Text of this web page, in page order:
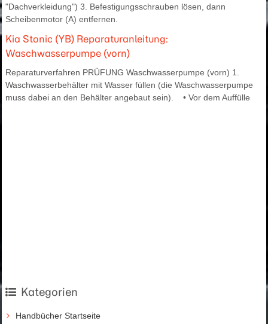
"Dachverkleidung") 3. Befestigungsschrauben lösen, dann
Scheibenmotor (A) entfernen.
Kia Stonic (YB) Reparaturanleitung:
Waschwasserpumpe (vorn)
Reparaturverfahren PRÜFUNG Waschwasserpumpe (vorn) 1.
Waschwasserbehälter mit Wasser füllen (die Waschwasserpumpe
muss dabei an den Behälter angebaut sein). • Vor dem Auffülle
Kategorien
Handbücher Startseite